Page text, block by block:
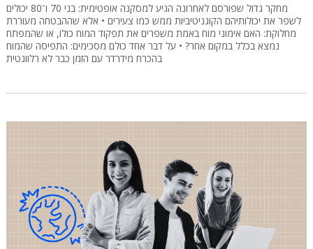
מחקר גדול שפורסם לאחרונה הגיע למסקנה אופטימית: בני 70 ו־80 יכולים
לשפר את יכולותיהם הקוגניטיביות ממש כמו צעירים • אלא שההבטחה מעוררת
מחלוקת: האם אימוני מוח באמת משפרים את תפקוד המוח כולו, או שהמפתח
נמצא בכלל במקום אחר? • על דבר אחד כולם מסכימים: התפיסה שהמוח
בהכרח מידרדר עם הזמן כבר לא רלוונטית